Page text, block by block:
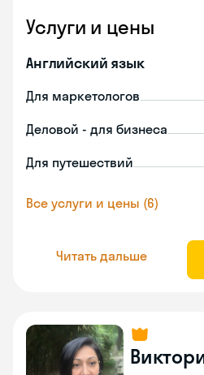
Услуги и цены
Английский язык
Для маркетологов
Деловой - для бизнеса
Для путешествий
Все услуги и цены (6)
Читать дальше